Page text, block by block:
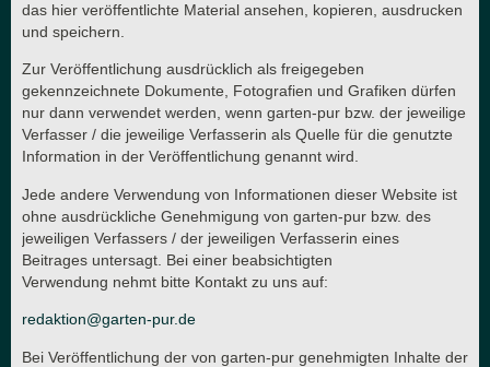
das hier veröffentlichte Material ansehen, kopieren, ausdrucken
und speichern.
Zur Veröffentlichung ausdrücklich als freigegeben
gekennzeichnete Dokumente, Fotografien und Grafiken dürfen
nur dann verwendet werden, wenn garten-pur bzw. der jeweilige
Verfasser / die jeweilige Verfasserin als Quelle für die genutzte
Information in der Veröffentlichung genannt wird.
Jede andere Verwendung von Informationen dieser Website ist
ohne ausdrückliche Genehmigung von garten-pur bzw. des
jeweiligen Verfassers / der jeweiligen Verfasserin eines
Beitrages untersagt. Bei einer beabsichtigten
Verwendung nehmt bitte Kontakt zu uns auf:
redaktion@garten-pur.de
Bei Veröffentlichung der von garten-pur genehmigten Inhalte der